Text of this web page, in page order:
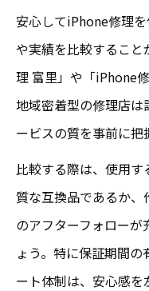
安心してiPhone修理
や実績を比較するこ
理 富里」や「iPhone
地域密着型の修理店
ービスの質を事前に把
比較する際は、使用
質な互換品であるか
のアフターフォロー
ょう。特に保証期間
ート体制は、安心感を